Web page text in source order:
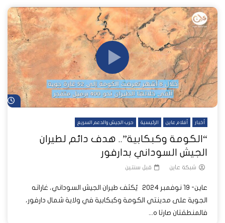
أخبار أفلام عاين الرئيسية حرب الجيش والدعم السريع
“الكومة وكبكابية”.. هدف دائم لطيران
الجيش السوداني بدارفور
شبكة عاين قبل سنتين
عاين- 19 نوفمبر 2024 يُكثف طيران الجيش السوداني، غاراته
الجوية على مدينتي الكومة وكبكابية في ولاية شمال دارفور،
فالمنطقتان صارتا ه...